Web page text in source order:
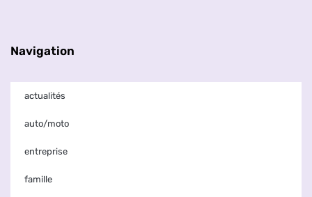
Navigation
actualités
auto/moto
entreprise
famille